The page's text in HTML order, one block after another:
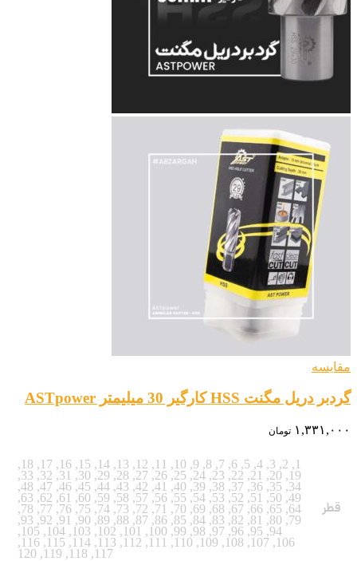
مقایسه
گردبر دریل مگنت HSS کارگیر 30 میلیمتر ASTpower
۱,۳۳۱,۰۰۰ تومان
قطر
1
,
2
,
3
,
4
,
5
,
6
,
7
,
8
,
9
,
10
,
11
,
12
,
13
,
14
,
15
,
16
,
17
,
18
,
19
,
20
,
21
,
22
,
23
,
24
,
25
,
26
,
27
,
28
,
29
,
30
,
31
,
32
,
33
,
34
,
35
,
36
,
37
,
38
,
39
,
40
,
41
,
42
,
43
,
44
,
45
,
46
,
47
,
48
,
49
,
50
,
51
,
52
,
53
,
54
,
55
,
56
,
57
,
58
,
59
,
60
,
61
,
62
,
63
,
64
,
65
,
66
,
67
,
68
,
69
,
70
,
71
,
72
,
73
,
74
,
75
,
76
,
77
,
78
,
79
,
80
,
81
,
82
,
83
,
84
,
85
,
86
,
87
,
88
,
89
,
90
,
91
,
92
,
93
,
94
,
95
,
96
,
97
,
98
,
99
,
100
,
101
,
102
,
103
,
104
,
105
,
106
,
107
,
108
,
109
,
110
,
111
,
112
,
113
,
114
,
115
,
116
,
117
,
118
,
119
,
120